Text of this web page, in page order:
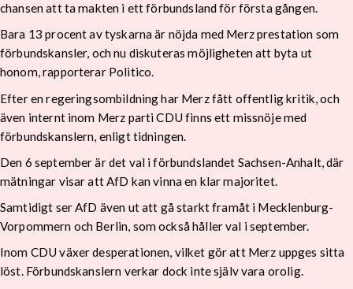
chansen att ta makten i ett förbundsland för första gången.
Bara 13 procent av tyskarna är nöjda med Merz prestation som
förbundskansler, och nu diskuteras möjligheten att byta ut
honom, rapporterar Politico.
Efter en regeringsombildning har Merz fått offentlig kritik, och
även internt inom Merz parti CDU finns ett missnöje med
förbundskanslern, enligt tidningen.
Den 6 september är det val i förbundslandet Sachsen-Anhalt, där
mätningar visar att AfD kan vinna en klar majoritet.
Samtidigt ser AfD även ut att gå starkt framåt i Mecklenburg-
Vorpommern och Berlin, som också håller val i september.
Inom CDU växer desperationen, vilket gör att Merz uppges sitta
löst. Förbundskanslern verkar dock inte själv vara orolig.